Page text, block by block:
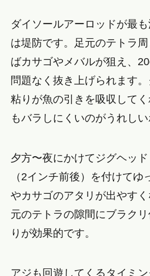
ダイソールアーロッドが最
は堤防です。足元のテトラ
ばカサゴやメバルが狙え、
問題なく抜き上げられます
粘りが魚の引きを吸収して
もバラしにくいのがうれしい
夕方〜夜にかけてジグヘッ
（2インチ前後）を付けて
やカサゴのアタリが出やす
元のテトラの隙間にブラク
りが効果的です。
アジも回遊してくるタイミ